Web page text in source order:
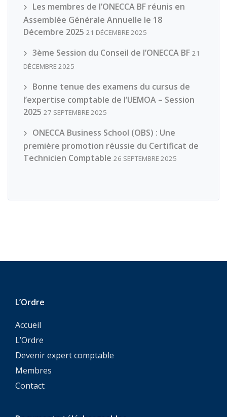
Les membres de l’ONECCA BF réunis en
Assemblée Générale Annuelle le 18
Décembre 2025 21 DÉCEMBRE 2025
3ème Session du Conseil de l’ONECCA BF 21
DÉCEMBRE 2025
Bonne tenue des examens du cursus de
l’expertise comptable de l’UEMOA – Session
2025 27 SEPTEMBRE 2025
ONECCA Business School (OBS) : Une
première promotion réussie du Certificat de
Technicien Comptable 26 SEPTEMBRE 2025
L’Ordre
Accueil
L’Ordre
Devenir expert comptable
Membres
Contact